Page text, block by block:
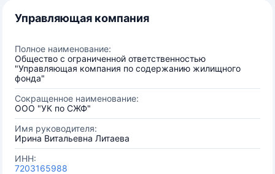
Управляющая компания
Полное наименование:
Общество с ограниченной ответственностью
"Управляющая компания по содержанию жилищного
фонда"
Сокращенное наименование:
ООО "УК по СЖФ"
Имя руководителя:
Ирина Витальевна Литаева
ИНН:
7203165988